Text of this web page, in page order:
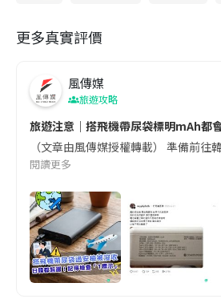
更多真實評價
風傳媒
旅遊攻略
旅遊注意｜搭飛機帶尿袋標明mAh都
（文章由風傳媒授權轉載） 準備前
閱讀更多